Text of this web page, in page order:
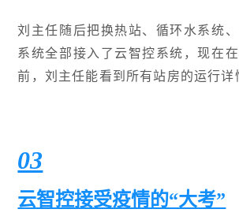
刘主任随后把换热站、循环水系统
系统全部接入了云智控系统，现在
前，刘主任能看到所有站房的运行详
03
云智控接受疫情的“大考”